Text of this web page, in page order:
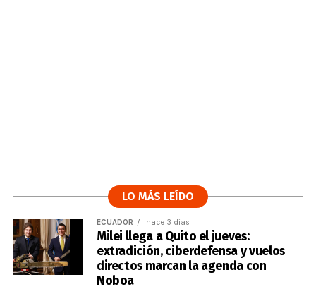
LO MÁS LEÍDO
ECUADOR hace 3 días
Milei llega a Quito el jueves:
extradición, ciberdefensa y vuelos
directos marcan la agenda con
Noboa